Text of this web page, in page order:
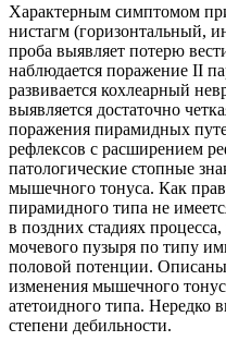
Характерным симптомом
нистагм (горизонтальный,
проба выявляет потерю
наблюдается поражение II
развивается кохлеарный
выявляется достаточно
поражения пирамидных
рефлексов с расширением
патологические стопные
мышечного тонуса. Как
пирамидного типа не
в поздних стадиях
мочевого пузыря по типу
половой потенции.
изменения мышечного
атетоидного типа. Нередко
степени дебильности.